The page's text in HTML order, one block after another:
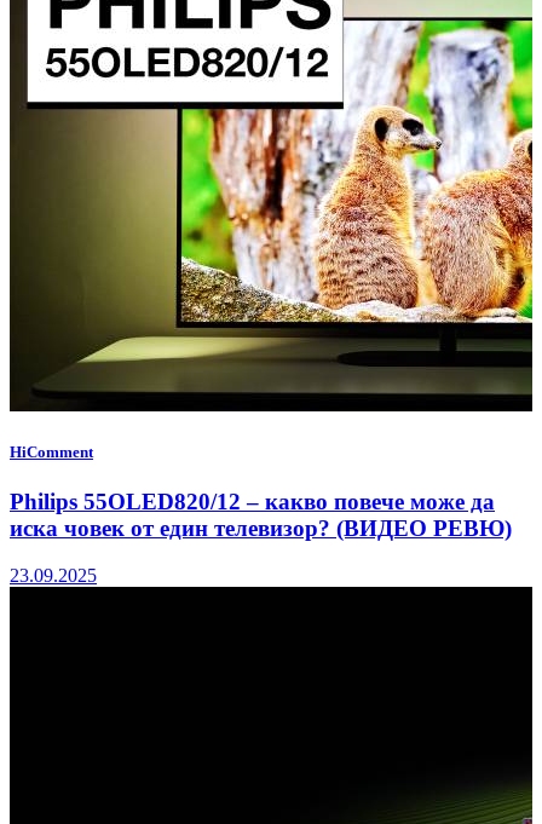
HiComment
Philips 55OLED820/12 – какво повече може да
иска човек от един телевизор? (ВИДЕО РЕВЮ)
23.09.2025